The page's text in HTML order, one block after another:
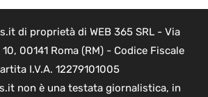
di proprietà di WEB 365 SRL - Via
00141 Roma (RM) - Codice Fiscale
I.V.A. 12279101005
non è una testata giornalistica, in